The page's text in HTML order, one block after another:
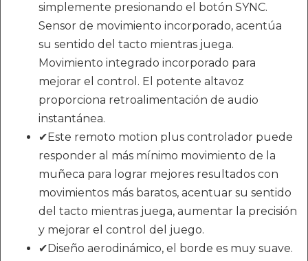
simplemente presionando el botón SYNC.
Sensor de movimiento incorporado, acentúa
su sentido del tacto mientras juega.
Movimiento integrado incorporado para
mejorar el control. El potente altavoz
proporciona retroalimentación de audio
instantánea.
✔Este remoto motion plus controlador puede
responder al más mínimo movimiento de la
muñeca para lograr mejores resultados con
movimientos más baratos, acentuar su sentido
del tacto mientras juega, aumentar la precisión
y mejorar el control del juego.
✔Diseño aerodinámico, el borde es muy suave.